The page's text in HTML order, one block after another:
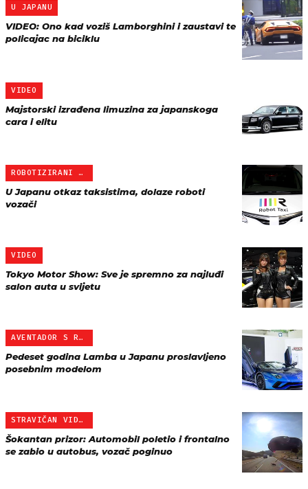
U JAPANU
VIDEO: Ono kad voziš Lamborghini i zaustavi te
policajac na biciklu
VIDEO
Majstorski izrađena limuzina za japanskoga
cara i elitu
ROBOTIZIRANI TAKSI
U Japanu otkaz taksistima, dolaze roboti
vozači
VIDEO
Tokyo Motor Show: Sve je spremno za najluđi
salon auta u svijetu
AVENTADOR S ROADSTER
Pedeset godina Lamba u Japanu proslavljeno
posebnim modelom
STRAVIČAN VIDEO
Šokantan prizor: Automobil poletio i frontalno
se zabio u autobus, vozač poginuo